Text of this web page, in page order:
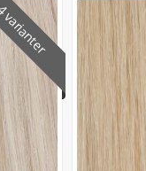
äkta löshår
★★ ★ ★